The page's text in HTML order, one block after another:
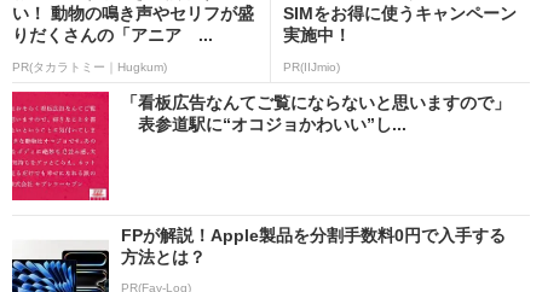
い！ 動物の鳴き声やセリフが盛
りだくさんの「アニア ...
PR(タカラトミー｜Hugkum)
SIMをお得に使うキャンペーン
実施中！
PR(IIJmio)
「看板広告なんてご覧にならないと思いますので」
表参道駅に“オコジョかわいい”し...
FPが解説！Apple製品を分割手数料0円で入手する
方法とは？
PR(Fav-Log)